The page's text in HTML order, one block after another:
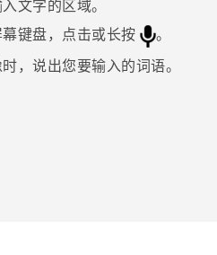
文字的区域。
键盘，点击或长按
。
，说出您要输入的词语。